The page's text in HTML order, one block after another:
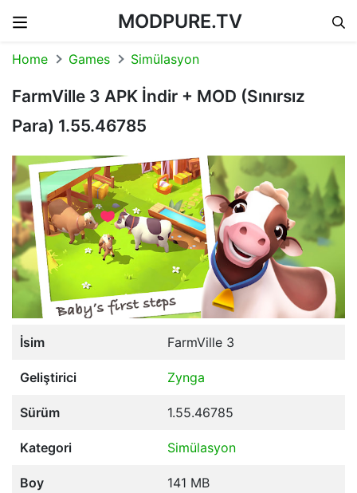
MODPURE.TV
Home Games Simülasyon
FarmVille 3 APK İndir + MOD (Sınırsız
Para) 1.55.46785
İsim FarmVille 3
Geliştirici Zynga
Sürüm 1.55.46785
Kategori Simülasyon
Boy 141 MB